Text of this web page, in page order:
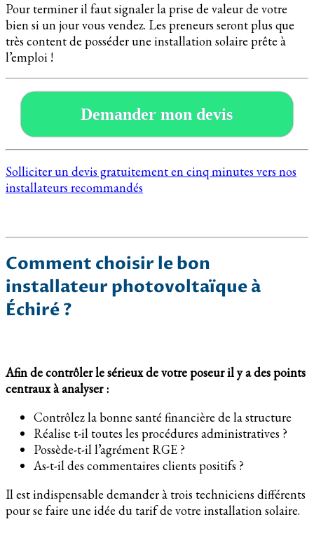
Pour terminer il faut signaler la prise de valeur de votre
bien si un jour vous vendez. Les preneurs seront plus que
très content de posséder une installation solaire prête à
l’emploi !
Demander mon devis
Solliciter un devis gratuitement en cinq minutes vers nos
installateurs recommandés
Comment choisir le bon
installateur photovoltaïque à
Échiré ?
Afin de contrôler le sérieux de votre poseur il y a des points
centraux à analyser :
Contrôlez la bonne santé financière de la structure
Réalise t-il toutes les procédures administratives ?
Possède-t-il l’agrément RGE ?
As-t-il des commentaires clients positifs ?
Il est indispensable demander à trois techniciens différents
pour se faire une idée du tarif de votre installation solaire.